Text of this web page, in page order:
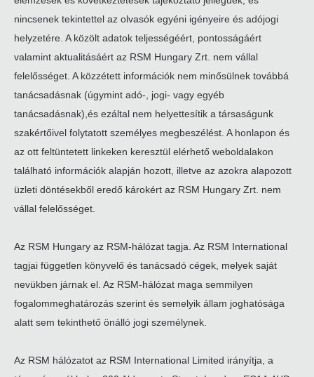
nincsenek tekintettel az olvasók egyéni igényeire és adójogi
helyzetére. A közölt adatok teljességéért, pontosságáért
valamint aktualitásáért az RSM Hungary Zrt. nem vállal
felelősséget. A közzétett információk nem minősülnek továbbá
tanácsadásnak (úgymint adó-, jogi- vagy egyéb
tanácsadásnak),és ezáltal nem helyettesítik a társaságunk
szakértőivel folytatott személyes megbeszélést. A honlapon és
az ott feltüntetett linkeken keresztül elérhető weboldalakon
található információk alapján hozott, illetve az azokra alapozott
üzleti döntésekből eredő károkért az RSM Hungary Zrt. nem
vállal felelősséget.
Az RSM Hungary az RSM-hálózat tagja. Az RSM International
tagjai független könyvelő és tanácsadó cégek, melyek saját
nevükben járnak el. Az RSM-hálózat maga semmilyen
fogalommeghatározás szerint és semelyik állam joghatósága
alatt sem tekinthető önálló jogi személynek.
Az RSM hálózatot az RSM International Limited irányítja, a